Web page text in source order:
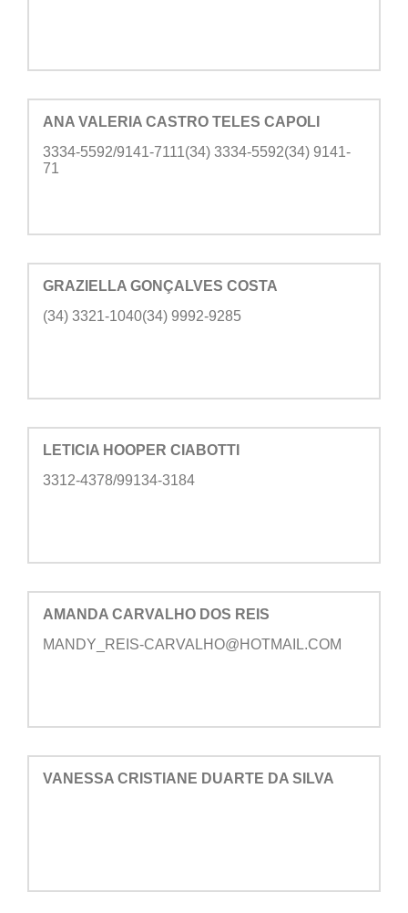
ANA VALERIA CASTRO TELES CAPOLI
3334-5592/9141-7111(34) 3334-5592(34) 9141-
71
GRAZIELLA GONÇALVES COSTA
(34) 3321-1040(34) 9992-9285
LETICIA HOOPER CIABOTTI
3312-4378/99134-3184
AMANDA CARVALHO DOS REIS
MANDY_REIS-CARVALHO@HOTMAIL.COM
VANESSA CRISTIANE DUARTE DA SILVA